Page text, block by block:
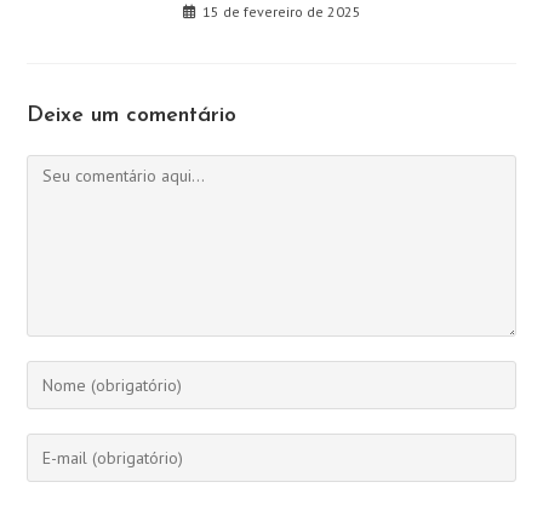
15 de fevereiro de 2025
Deixe um comentário
Comentário
Digite
seu
nome
ou
Digite
seu